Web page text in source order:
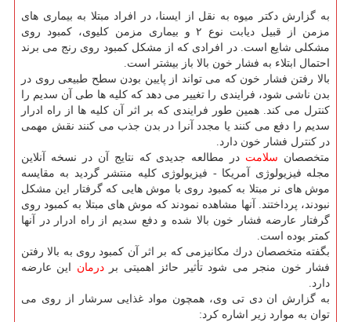
به گزارش دكتر میوه به نقل از ایسنا، در افراد مبتلا به بیماری های
مزمن از قبیل دیابت نوع ۲ و بیماری مزمن كلیوی، كمبود روی
مشكلی شایع است. در افرادی كه از مشكل كمبود روی رنج می برند
احتمال ابتلاء به فشار خون بالا باز بیشتر است.
بالا رفتن فشار خون كه می تواند از پایین بودن سطح طبیعی روی در
بدن ناشی شود، فرایندی را تغییر می دهد كه كلیه ها طی آن سدیم را
كنترل می كند. همین طور فرایندی كه بر اثر آن كلیه ها از راه ادرار
سدیم را دفع می كنند یا مجدد آنرا در بدن جذب می كنند نقش مهمی
در كنترل فشار خون دارد.
متخصصان سلامت در مطالعه جدیدی كه نتایج آن در نسخه آنلاین
مجله فیزیولوژی آمریكا - فیزیولوژی كلیه منتشر گردید به مقایسه
موش های نر مبتلا به كمبود روی با موش هایی كه گرفتار این مشكل
نبودند، پرداختند. آنها مشاهده نمودند كه موش های مبتلا به كمبود روی
گرفتار عارضه فشار خون بالا شده و دفع سدیم از راه ادرار در آنها
كمتر بوده است.
بگفته متخصصان درك مكانیزمی كه بر اثر آن كمبود روی به بالا رفتن
فشار خون منجر می شود تأثیر حائز اهمیتی بردرمان این عارضه
دارد.
به گزارش ان دی تی وی، همچون مواد غذایی سرشار از روی می
توان به موارد زیر اشاره كرد: